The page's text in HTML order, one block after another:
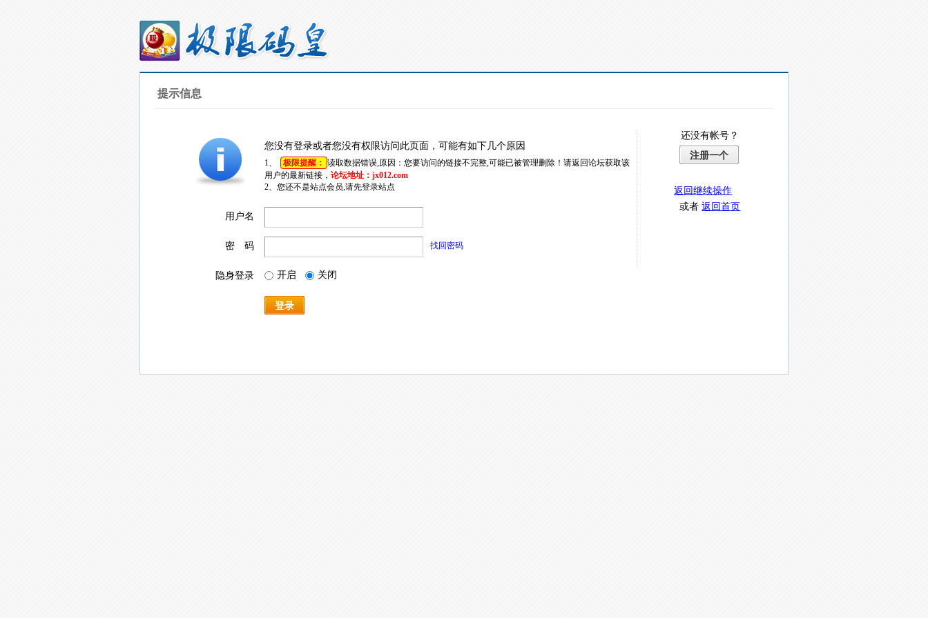
提示信息
您没有登录或者您没有权限访问此页面，可能有如下几个原因
1、 极限提醒： 读取数据错误,原因：您要访问的链接不完整,可能已被管理删除！请返回论坛获取该
用户的最新链接， 论坛地址：jx012.com
2、您还不是站点会员,请先登录站点
用户名
密 码 找回密码
隐身登录 开启 关闭
登录
还没有帐号？
注册一个
返回继续操作
或者返回首页